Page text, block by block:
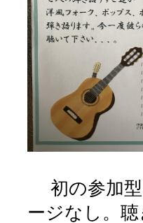
初の参加型
ージなし。